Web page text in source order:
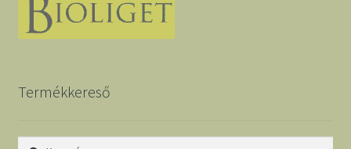
Termékkereső
Keresés: